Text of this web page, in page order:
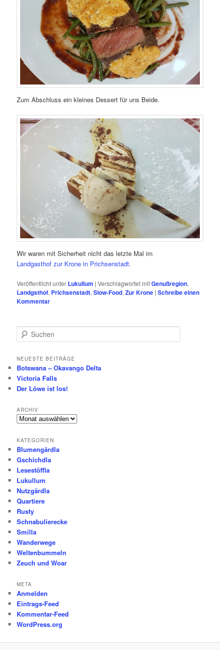
Zum Abschluss ein kleines Dessert für uns Beide.
Wir waren mit Sicherheit nicht das letzte Mal im
Landgasthof zur Krone in Prichsenstadt.
Veröffentlicht unter Lukullum |Verschlagwortet mitGenußregion,
Landgsthof, Prichsenstadt,Slow-Food,Zur Krone |Schreibe einen
Kommentar
u
h
e
n
NEUESTE BEITRÄGE
Botswana – Okavango Delta
Victoria Falls
Der Löwe ist los!
ARCHIV
Archiv
KATEGORIEN
Blumengärdla
Gschichdla
Lesestöffla
Lukullum
Nutzgärdla
Quartiere
Rusty
Schnabulierecke
Smilla
Wanderwege
Weltenbummeln
Zeuch und Woar
META
Anmelden
Eintrags-Feed
Kommentar-Feed
WordPress.org